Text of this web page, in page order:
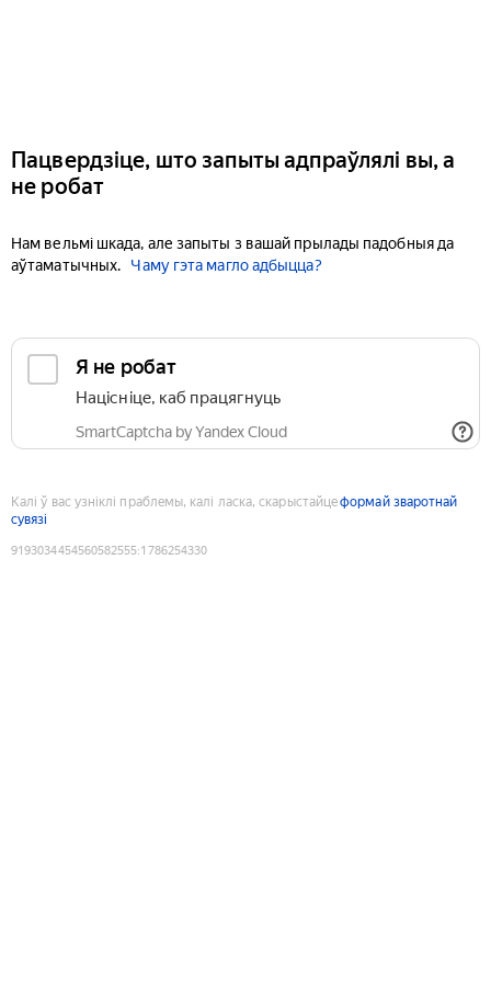
Пацвердзіце, што запыты адпраўлялі вы, а
не робат
Нам вельмі шкада, але запыты з вашай прылады падобныя да
аўтаматычных.
Чаму гэта магло адбыцца?
Я не робат
Націсніце, каб працягнуць
SmartCaptcha by Yandex Cloud
Калі ў вас узніклі праблемы, калі ласка, скарыстайцеформай зваротнай
сувязі
9193034454560582555:1786254330